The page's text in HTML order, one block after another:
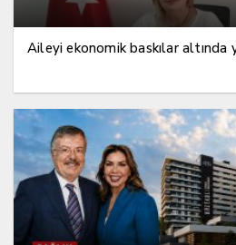
Aileyi ekonomik baskılar altında